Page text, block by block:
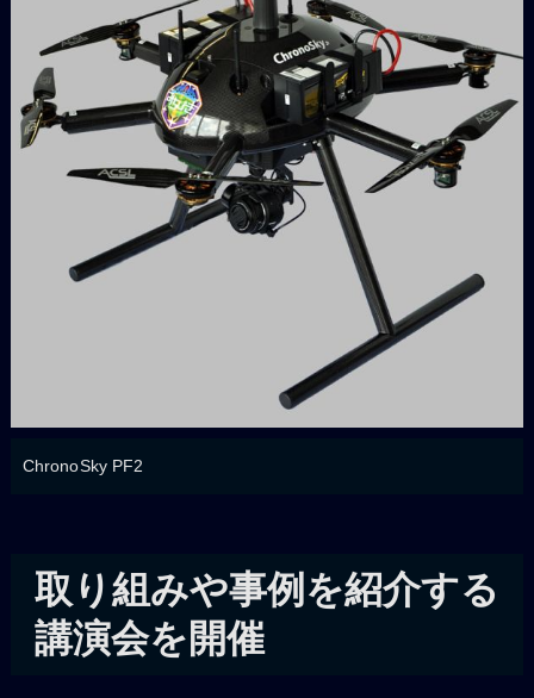
ChronoSky PF2
取り組みや事例を紹介する
講演会を開催